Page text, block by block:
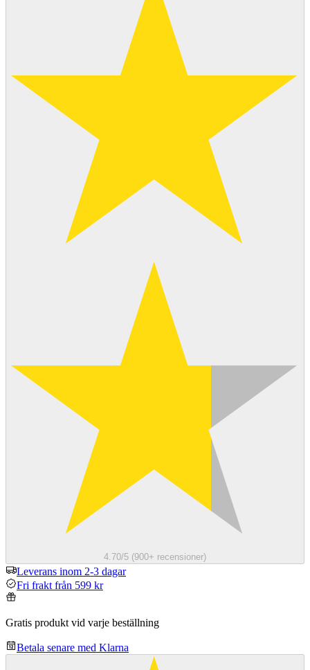
4.70/5 (900+ recensioner)
Leverans inom 2-3 dagar
Fri frakt från 599 kr
Gratis produkt vid varje beställning
Betala senare med Klarna